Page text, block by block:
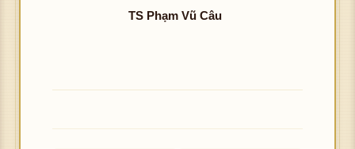
TS Phạm Vũ Câu